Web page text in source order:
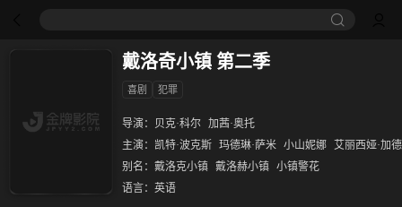
戴洛奇小镇 第二季
喜剧 犯罪
导演： 贝克·科尔 加茜·奥托
主演： 凯特·波克斯 玛德琳·萨米 小山妮娜
艾丽西娅·加
别名： 戴洛克小镇 戴洛赫小镇 小镇警花
语言： 英语